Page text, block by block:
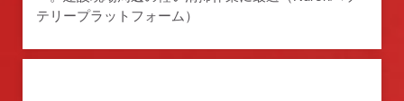
テリープラットフォーム）